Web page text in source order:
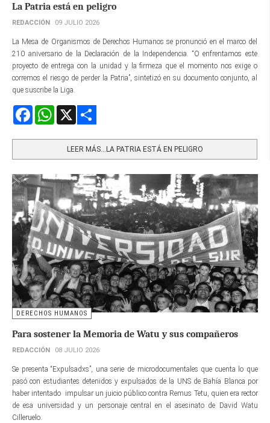
La Patria está en peligro
REDACCIÓN 09 JULIO 2026
La Mesa de Organismos de Derechos Humanos se pronunció en el marco del
210 aniversario de la Declaración de la Independencia. “O enfrentamos este
proyecto de entrega con la unidad y la firmeza que el momento nos exige o
corremos el riesgo de perder la Patria”, sintetizó en su documento conjunto, al
que suscribe la Liga.
FacebookWhatsApp
LEER MÁS…LA PATRIA ESTÁ EN PELIGRO
DERECHOS HUMANOS
Para sostener la Memoria de Watu y sus compañeros
REDACCIÓN 08 JULIO 2026
Se presenta “Expulsadxs”, una serie de microdocumentales que cuenta lo que
pasó con estudiantes detenidos y expulsados de la UNS de Bahía Blanca por
haber intentado impulsar un juicio público contra Remus Tetu, quien era rector
de esa universidad y un personaje central en el asesinato de David Watu
Cilleruelo.